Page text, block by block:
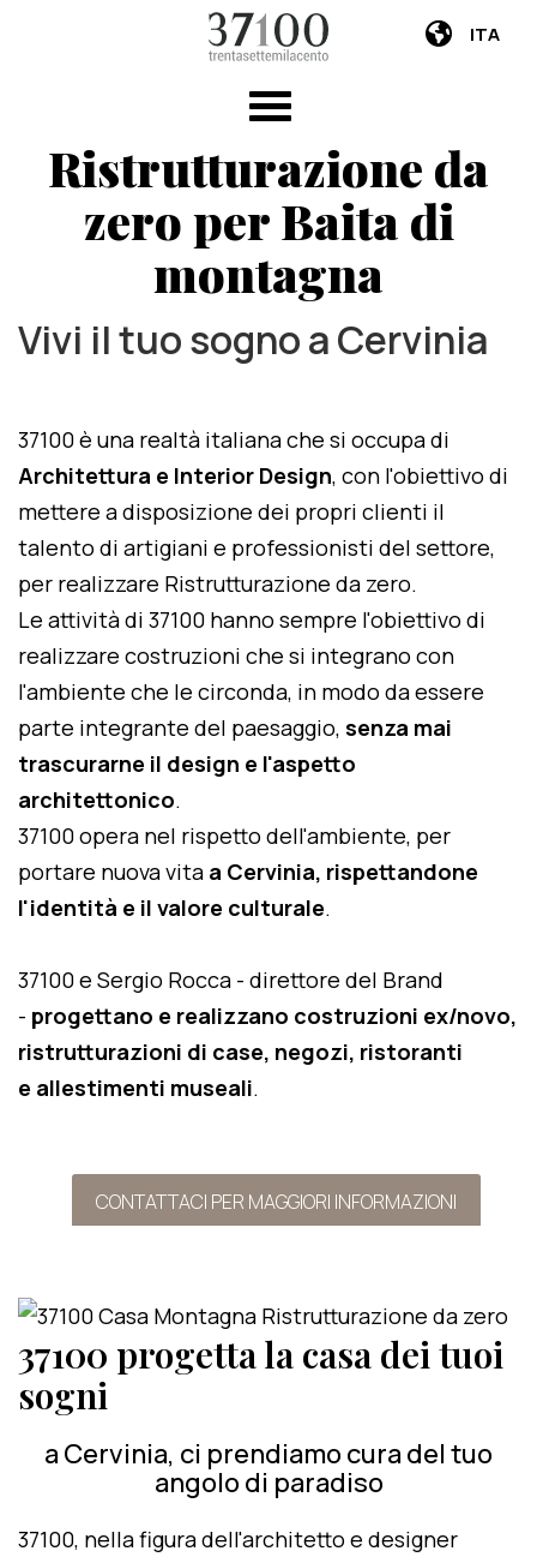
ITA
Ristrutturazione da
zero per Baita di
montagna
Vivi il tuo sogno a Cervinia
37100 è una realtà italiana che si occupa di
Architettura e Interior Design, con l'obiettivo di
mettere a disposizione dei propri clienti il
talento di artigiani e professionisti del settore,
per realizzare Ristrutturazione da zero.
Le attività di 37100 hanno sempre l'obiettivo di
realizzare costruzioni che si integrano con
l'ambiente che le circonda, in modo da essere
parte integrante del paesaggio, senza mai
trascurarne il design e l'aspetto
architettonico.
37100 opera nel rispetto dell'ambiente, per
portare nuova vita a Cervinia, rispettandone
l'identità e il valore culturale.
37100 e Sergio Rocca - direttore del Brand
- progettano e realizzano costruzioni ex/novo,
ristrutturazioni di case, negozi, ristoranti
e allestimenti museali.
CONTATTACI PER MAGGIORI INFORMAZIONI
37100 progetta la casa dei tuoi
sogni
a Cervinia, ci prendiamo cura del tuo
angolo di paradiso
37100, nella figura dell'architetto e designer